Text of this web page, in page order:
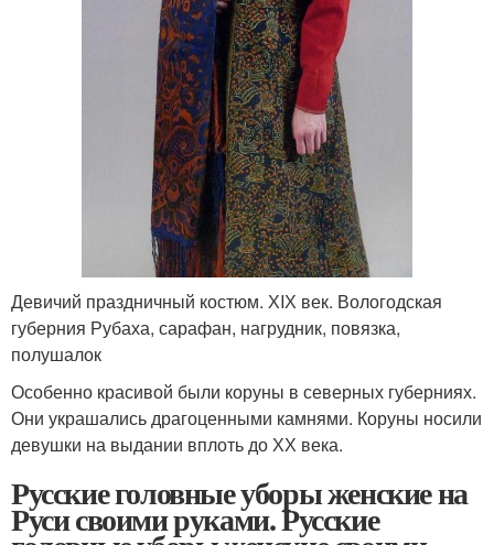
Девичий праздничный костюм. ХIХ век. Вологодская
губерния Рубаха, сарафан, нагрудник, повязка,
полушалок
Особенно красивой были коруны в северных губерниях.
Они украшались драгоценными камнями. Коруны носили
девушки на выдании вплоть до ХХ века.
Русские головные уборы женские на
Руси своими руками. Русские